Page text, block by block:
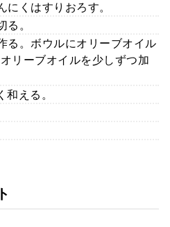
くはすりおろす。
。
る。ボウルにオリーブオイル
リーブオイルを少しずつ加
える。